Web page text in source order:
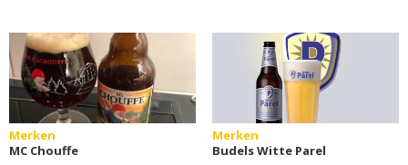
Merken
MC Chouffe
Merken
Budels Witte Parel